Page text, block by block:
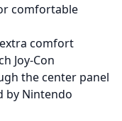
comfortable
comfort
Joy-Con
the center panel
by Nintendo